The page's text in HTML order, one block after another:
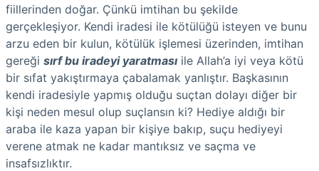
fiillerinden doğar. Çünkü imtihan bu şekilde
gerçekleşiyor. Kendi iradesi ile kötülüğü isteyen ve bunu
arzu eden bir kulun, kötülük işlemesi üzerinden, imtihan
gereği sırf bu iradeyi yaratması ile Allah’a iyi veya kötü
bir sıfat yakıştırmaya çabalamak yanlıştır. Başkasının
kendi iradesiyle yapmış olduğu suçtan dolayı diğer bir
kişi neden mesul olup suçlansın ki? Hediye aldığı bir
araba ile kaza yapan bir kişiye bakıp, suçu hediyeyi
verene atmak ne kadar mantıksız ve saçma ve
insafsızlıktır.